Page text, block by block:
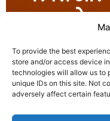
To provide the best
store and/or access device
technologies will allow us to
unique IDs on this site. Not
adversely affect certain
विघ्नहर्ता 2024 के अंतर्गत
रही गणेश स्थापना की परंपरा
© 2025 Krishna